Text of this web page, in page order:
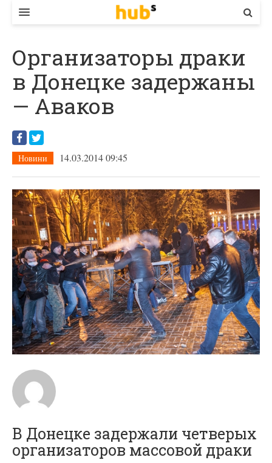
ЕКОНОМІКА
БІЗНЕС
СТАРТЕР
КОНТАКТИ
Организаторы драки
в Донецке задержаны
— Аваков
Новини 14.03.2014 09:45
В Донецке задержали четверых
организаторов массовой драки